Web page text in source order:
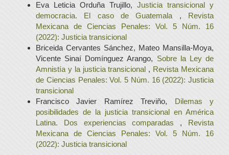
Eva Leticia Orduña Trujillo, Justicia transicional y
democracia. El caso de Guatemala , Revista
Mexicana de Ciencias Penales: Vol. 5 Núm. 16
(2022): Justicia transicional
Briceida Cervantes Sánchez, Mateo Mansilla-Moya,
Vicente Sinaí Domínguez Arango, Sobre la Ley de
Amnistía y la justicia transicional , Revista Mexicana
de Ciencias Penales: Vol. 5 Núm. 16 (2022): Justicia
transicional
Francisco Javier Ramírez Treviño, Dilemas y
posibilidades de la justicia transicional en América
Latina. Dos experiencias comparadas , Revista
Mexicana de Ciencias Penales: Vol. 5 Núm. 16
(2022): Justicia transicional